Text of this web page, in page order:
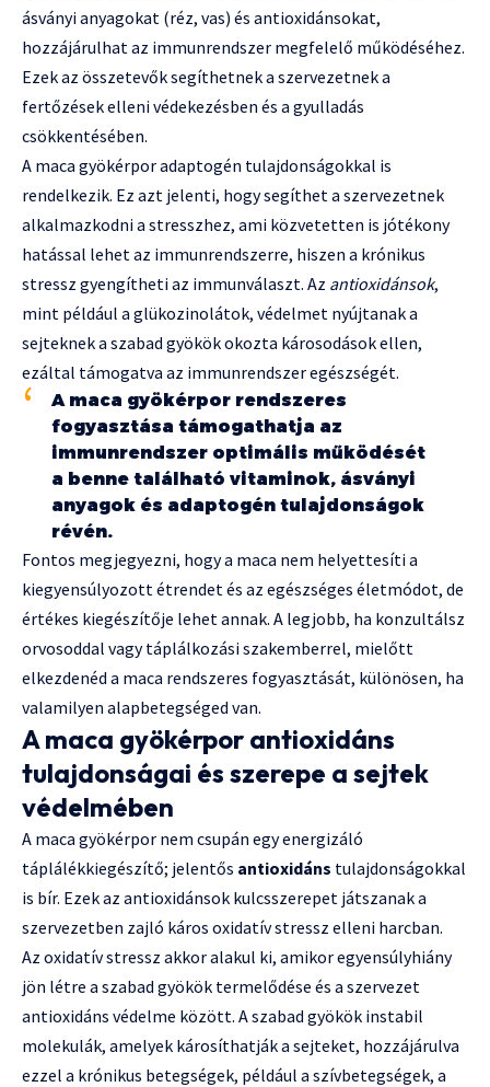
ásványi anyagokat (réz, vas) és antioxidánsokat,
hozzájárulhat az immunrendszer megfelelő működéséhez.
Ezek az összetevők segíthetnek a szervezetnek a
fertőzések elleni védekezésben és a gyulladás
csökkentésében.
A maca gyökérpor adaptogén tulajdonságokkal is
rendelkezik. Ez azt jelenti, hogy segíthet a szervezetnek
alkalmazkodni a stresszhez, ami közvetetten is jótékony
hatással lehet az immunrendszerre, hiszen a krónikus
stressz gyengítheti az immunválaszt. Az antioxidánsok,
mint például a glükozinolátok, védelmet nyújtanak a
sejteknek a szabad gyökök okozta károsodások ellen,
ezáltal támogatva az immunrendszer egészségét.
A maca gyökérpor rendszeres
fogyasztása támogathatja az
immunrendszer optimális működését
a benne található vitaminok, ásványi
anyagok és adaptogén tulajdonságok
révén.
Fontos megjegyezni, hogy a maca nem helyettesíti a
kiegyensúlyozott étrendet és az egészséges életmódot, de
értékes kiegészítője lehet annak. A legjobb, ha konzultálsz
orvosoddal vagy táplálkozási szakemberrel, mielőtt
elkezdenéd a maca rendszeres fogyasztását, különösen, ha
valamilyen alapbetegséged van.
A maca gyökérpor antioxidáns
tulajdonságai és szerepe a sejtek
védelmében
A maca gyökérpor nem csupán egy energizáló
táplálékkiegészítő; jelentős antioxidáns tulajdonságokkal
is bír. Ezek az antioxidánsok kulcsszerepet játszanak a
szervezetben zajló káros oxidatív stressz elleni harcban.
Az oxidatív stressz akkor alakul ki, amikor egyensúlyhiány
jön létre a szabad gyökök termelődése és a szervezet
antioxidáns védelme között. A szabad gyökök instabil
molekulák, amelyek károsíthatják a sejteket, hozzájárulva
ezzel a krónikus betegségek, például a szívbetegségek, a